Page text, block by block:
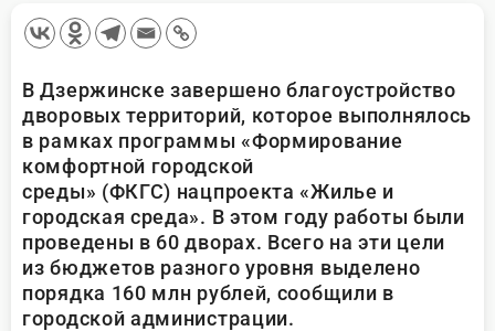
В Дзержинске завершено благоустройство
дворовых территорий, которое выполнялось
в рамках программы «Формирование
комфортной городской
среды» (ФКГС) нацпроекта «Жилье и
городская среда». В этом году работы были
проведены в 60 дворах. Всего на эти цели
из бюджетов разного уровня выделено
порядка 160 млн рублей, сообщили в
городской администрации.